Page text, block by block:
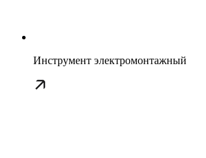
Инструмент электромонтажный